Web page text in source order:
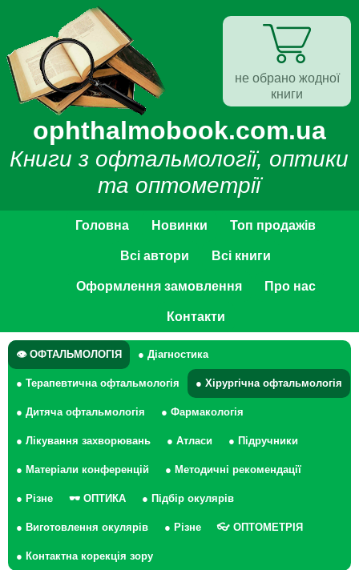
ophthalmobook.com.ua
Книги з офтальмології, оптики
та оптометрії
Головна Новинки Топ продажів
Всі автори Всі книги
Оформлення замовлення Про нас
Контакти
👁 ОФТАЛЬМОЛОГІЯ ● Діагностика
● Терапевтична офтальмологія ● Хірургічна офтальмологія
● Дитяча офтальмологія ● Фармакологія
● Лікування захворювань ● Атласи ● Підручники
● Матеріали конференцій ● Методичні рекомендації
● Різне 🕶 ОПТИКА ● Підбір окулярів
● Виготовлення окулярів ● Різне 👓 ОПТОМЕТРІЯ
● Контактна корекція зору
не обрано жодної
книги